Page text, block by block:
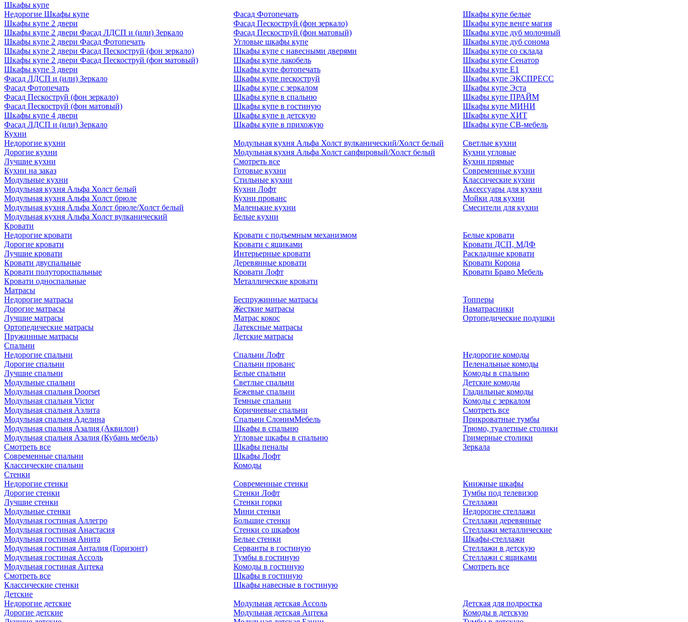
Шкафы купе
Недорогие Шкафы купе
Шкафы купе 2 двери
Шкафы купе 2 двери Фасад ЛДСП и (или) Зеркало
Шкафы купе 2 двери Фасад Фотопечать
Шкафы купе 2 двери Фасад Пескоструй (фон зеркало)
Шкафы купе 2 двери Фасад Пескоструй (фон матовый)
Шкафы купе 3 двери
Фасад ЛДСП и (или) Зеркало
Фасад Фотопечать
Фасад Пескоструй (фон зеркало)
Фасад Пескоструй (фон матовый)
Шкафы купе 4 двери
Фасад ЛДСП и (или) Зеркало
Фасад Фотопечать
Фасад Пескоструй (фон зеркало)
Фасад Пескоструй (фон матовый)
Угловые шкафы купе
Шкафы купе с навесными дверями
Шкафы купе лакобель
Шкафы купе фотопечать
Шкафы купе пескоструй
Шкафы купе с зеркалом
Шкафы купе в спальню
Шкафы купе в гостиную
Шкафы купе в детскую
Шкафы купе в прихожую
Шкафы купе белые
Шкафы купе венге магия
Шкафы купе дуб молочный
Шкафы купе дуб сонома
Шкафы купе со склада
Шкафы купе Сенатор
Шкафы купе Е1
Шкафы купе ЭКСПРЕСС
Шкафы купе Эста
Шкафы купе ПРАЙМ
Шкафы купе МИНИ
Шкафы купе ХИТ
Шкафы купе СВ-мебель
Кухни
Недорогие кухни
Дорогие кухни
Лучшие кухни
Кухни на заказ
Модульные кухни
Модульная кухня Альфа Холст белый
Модульная кухня Альфа Холст брюле
Модульная кухня Альфа Холст брюле/Холст белый
Модульная кухня Альфа Холст вулканический
Модульная кухня Альфа Холст вулканический/Холст белый
Модульная кухня Альфа Холст сапфировый/Холст белый
Смотреть все
Готовые кухни
Стильные кухни
Кухни Лофт
Кухни прованс
Маленькие кухни
Белые кухни
Светлые кухни
Кухни угловые
Кухни прямые
Современные кухни
Классические кухни
Аксессуары для кухни
Мойки для кухни
Смесители для кухни
Кровати
Недорогие кровати
Дорогие кровати
Лучшие кровати
Кровати двуспальные
Кровати полутороспальные
Кровати односпальные
Кровати с подъемным механизмом
Кровати с ящиками
Интерьерные кровати
Деревянные кровати
Кровати Лофт
Металлические кровати
Белые кровати
Кровати ДСП, МДФ
Раскладные кровати
Кровати Корона
Кровати Браво Мебель
Матрасы
Недорогие матрасы
Дорогие матрасы
Лучшие матрасы
Ортопедические матрасы
Пружинные матрасы
Беспружинные матрасы
Жесткие матрасы
Матрас кокос
Латексные матрасы
Детские матрасы
Топперы
Наматрасники
Ортопедические подушки
Cпальни
Недорогие спальни
Дорогие спальни
Лучшие спальни
Модульные спальни
Модульная спальня Doorset
Модульная спальня Victor
Модульная спальня Аэлита
Модульная спальня Аделина
Модульная спальня Азалия (Аквилон)
Модульная спальня Азалия (Кубань мебель)
Смотреть все
Современные спальни
Классические спальни
Спальни Лофт
Спальни прованс
Белые спальни
Светлые спальни
Бежевые спальни
Темные спальни
Коричневые спальни
Спальни СлонимМебель
Шкафы в спальню
Угловые шкафы в спальню
Шкафы пеналы
Шкафы Лофт
Комоды
Недорогие комоды
Пеленальные комоды
Комоды в спальню
Детские комоды
Гладильные комоды
Комоды с зеркалом
Смотреть все
Прикроватные тумбы
Трюмо, туалетные столики
Гримерные столики
Зеркала
Стенки
Недорогие стенки
Дорогие стенки
Лучшие стенки
Модульные стенки
Модульная гостиная Аллегро
Модульная гостиная Анастасия
Модульная гостиная Анита
Модульная гостиная Анталия (Горизонт)
Модульная гостиная Ассоль
Модульная гостиная Ацтека
Смотреть все
Классические стенки
Современные стенки
Стенки Лофт
Стенки горки
Мини стенки
Большие стенки
Стенки со шкафом
Белые стенки
Серванты в гостиную
Тумбы в гостиную
Комоды в гостиную
Шкафы в гостиную
Шкафы навесные в гостиную
Книжные шкафы
Тумбы под телевизор
Стеллажи
Недорогие стеллажи
Стеллажи деревянные
Стеллажи металлические
Шкафы-стеллажи
Стеллажи в детскую
Стеллажи с ящиками
Смотреть все
Детские
Недорогие детские
Дорогие детские
Модульная детская Ассоль
Модульная детская Ацтека
Детская для подростка
Комоды в детскую